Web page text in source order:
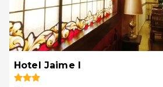
Hotel Jaime I